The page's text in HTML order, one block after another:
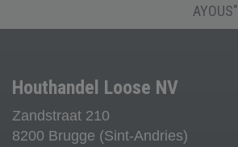
AYOUS"
Houthandel Loose NV
Zandstraat 210
8200 Brugge (Sint-Andries)